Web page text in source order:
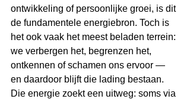
ontwikkeling of persoonlijke groei, is dit
de fundamentele energiebron. Toch is
het ook vaak het meest beladen terrein:
we verbergen het, begrenzen het,
ontkennen of schamen ons ervoor —
en daardoor blijft die lading bestaan.
Die energie zoekt een uitweg: soms via